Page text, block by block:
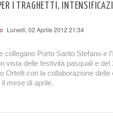
I TRAGHETTI,
Lunedì, 02 Aprile 2012 21:34
collegano Porto Santo Stefano e
vista delle festività pasquali e
Ortelli con la collaborazione
mese di aprile.